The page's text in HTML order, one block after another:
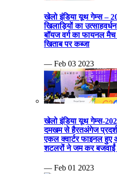
खेलो इंडिया यूथ गेम्स –
खिलाड़ियों का
बॉयज वर्ग का फायनल
खिताब पर कब्जा
— Feb 03 2023
खेलो इंडिया यूथ गेम्स-
दमखम से हैरतअंगेज
एकल क्वार्टर फाइनल हुए
शटलरों ने जम कर बजवाईं
— Feb 01 2023